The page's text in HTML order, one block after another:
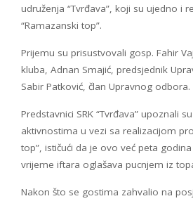
udruženja “Tvrđava”, koji su ujedno i
“Ramazanski top”.
Prijemu su prisustvovali gosp. Fahir
kluba, Adnan Smajić, predsjednik
Sabir Patković, član Upravnog odbora.
Predstavnici SRK “Tvrđava” upoznali
aktivnostima u vezi sa realizacijom
top”, ističući da je ovo već peta
vrijeme iftara oglašava pucnjem iz
Nakon što se gostima zahvalio na